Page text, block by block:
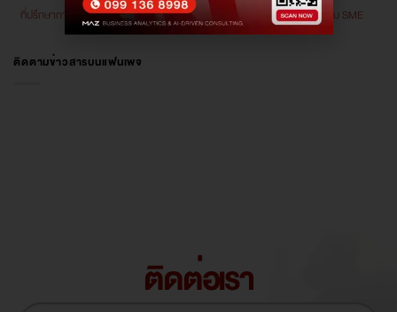
ที่ปรึกษาการตลาดออนไลน์ vs Digital Marketing Agency จ้างใครดีกว่าสำหรับ SME
ติดตามข่าวสารบนแฟนเพจ
ติดต่อเรา